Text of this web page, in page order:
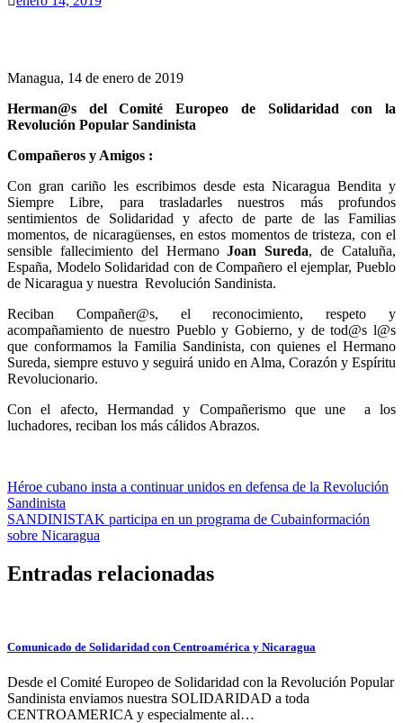
Managua, 14 de enero de 2019
Herman@s del Comité Europeo de Solidaridadcon la
Revolución Popular Sandinista
Compañeros y Amigos :
Con gran cariño les escribimos desde esta Nicaragua Bendita y
Siempre Libre, para trasladarles nuestros más profundos
sentimientos de Solidaridad y afecto de parte de las Familias
momentos, de nicaragüenses, en estos momentos de tristeza, con el
sensible fallecimiento del HermanoJoan Sureda, de Cataluña,
España, Modelo Solidaridad con de Compañero el ejemplar, Pueblo
de Nicaragua y nuestra Revolución Sandinista.
Reciban Compañer@s, el reconocimiento, respeto y
acompañamiento de nuestro Pueblo y Gobierno, y de tod@s l@s
que conformamos la Familia Sandinista, con quienes el Hermano
Sureda, siempre estuvo y seguirá unido en Alma, Corazón y Espíritu
Revolucionario.
Con el afecto, Hermandad y Compañerismo que une a los
luchadores, reciban los más cálidos Abrazos.
Navegación
de
entradas
Héroe cubano insta a continuar unidos en defensa de la Revolución
Sandinista
SANDINISTAK participa en un programa de Cubainformación
sobre Nicaragua
Entradas relacionadas
Comunicado de Solidaridad con Centroamérica y Nicaragua
Desde el Comité Europeo de Solidaridad con la Revolución Popular
Sandinista enviamos nuestra SOLIDARIDAD a toda
CENTROAMERICA y especialmente al…